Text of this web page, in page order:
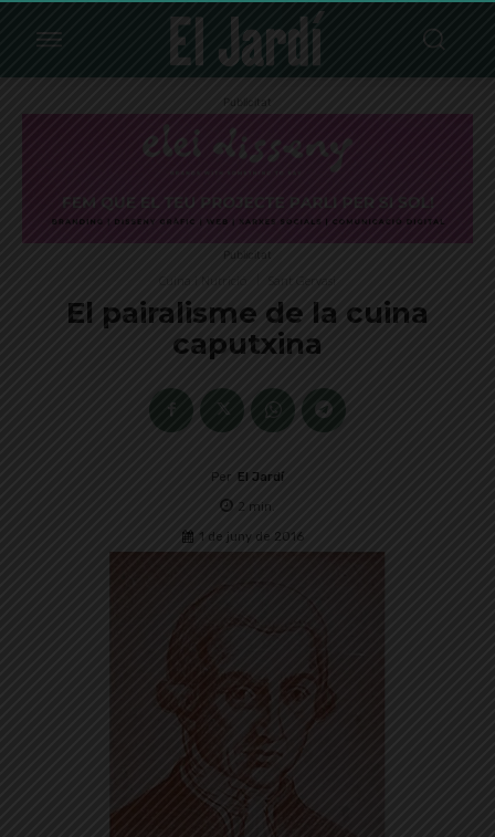
Publicitat
Publicitat
El pairalisme de la cuina
caputxina
Per El Jardí
2 min.
1 de juny de 2016